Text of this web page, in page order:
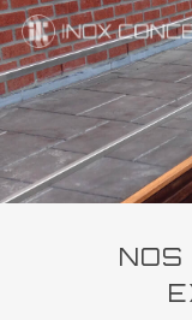
Skip
to
main
content
NOS